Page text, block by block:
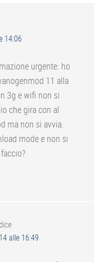
14:06
urgente: ho
11 alla
3g e wifi non si
che gira con al
ma non si avvia.
mode e non si
dice
alle 16:49